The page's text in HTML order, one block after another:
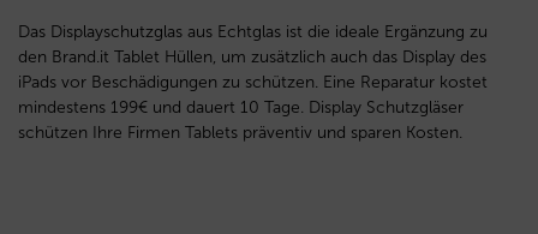
Das Displayschutzglas aus Echtglas ist die ideale Ergänzung zu
den Brand.it Tablet Hüllen, um zusätzlich auch das Display des
iPads vor Beschädigungen zu schützen. Eine Reparatur kostet
mindestens 199€ und dauert 10 Tage. Display Schutzgläser
schützen Ihre Firmen Tablets präventiv und sparen Kosten.